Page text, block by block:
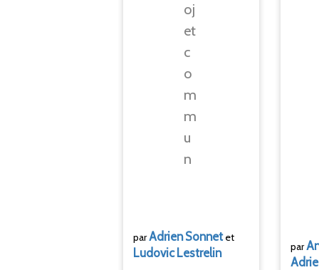
oj
et
c
o
m
m
u
n
parAdrien Sonnetet
Ludovic Lestrelin par